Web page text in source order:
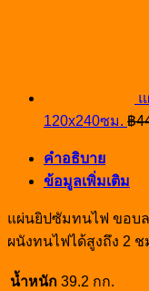
120x240ซม. ฿
คำอธิบาย
ข้อมูลเพิ่มเติม
แผ่นยิปซัมทนไฟ ขอบ
ผนังทนไฟได้สูงถึง 2 ช
น้ำหนัก 39.2 กก.